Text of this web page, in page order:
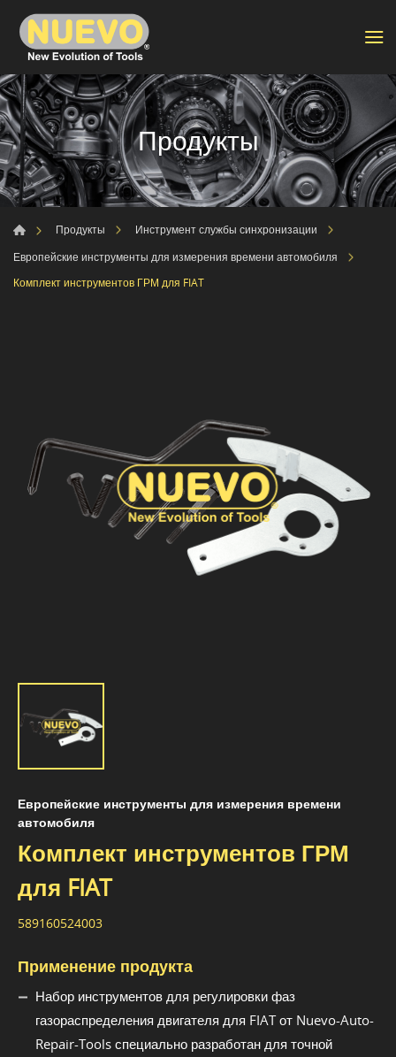
Продукты
Продукты
Инструмент службы синхронизации
Европейские инструменты для измерения времени автомобиля
Комплект инструментов ГРМ для FIAT
Европейские инструменты для измерения времени
автомобиля
Комплект инструментов ГРМ
для FIAT
589160524003
Применение продукта
Набор инструментов для регулировки фаз
газораспределения двигателя для FIAT от Nuevo-Auto-
Repair-Tools специально разработан для точной